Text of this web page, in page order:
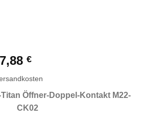
Ursprünglicher
€
7,88€Aktueller
ist:
7,88 €.
Öffner-Doppel-Kontakt M22-
CK02